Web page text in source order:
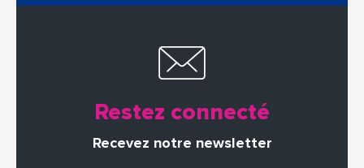
Restez connecté
Recevez notre newsletter